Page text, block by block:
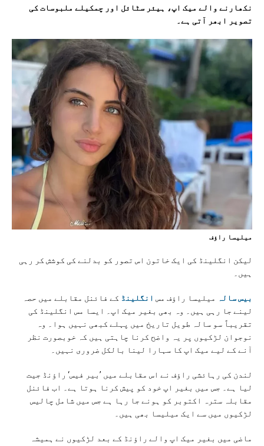
نکھارنے والے میک اپ، ہیئر سٹائل اور چمکیلے ملبوسات کی
تصویر ابھر آتی ہے۔
میلیسا راؤف
لیکن انگلینڈ کی ایک خاتون اس تصور کو بدلنے کی کوشش کر رہی
ہیں۔
بیس سالہ میلیسا راؤف مس انگلینڈ کے فائنل مقابلے میں حصہ
لینے جا رہی ہیں۔ وہ بھی بغیر میک اپ۔ ایسا مس انگلینڈ کی
تقریباً سو سالہ طویل تاریخ میں پہلے کبھی نہیں ہوا۔ وہ
نوجوان لڑکیوں پر یہ واضح کرنا چاہتی ہیں کہ خوبصورت نظر
آنے کے لیے میک اپ کا سہارا لینا بالکل ضروری نہیں۔
لندن کی رہائشی راؤف نے اس مقابلے میں ’بیر فیس‘ راؤنڈ جیت
لیا ہے۔ جس میں بغیر اپ خود کو پیش کرنا ہوتا ہے۔ اب فائنل
مقابلہ سترہ اکتوبر کو ہونے جا رہا ہے جس میں شامل چالیس
لڑکیوں میں سے ایک میلیسا بھی ہیں۔
ماضی میں بغیر میک اپ والے راؤنڈ کے بعد لڑکیوں نے ہمیشہ